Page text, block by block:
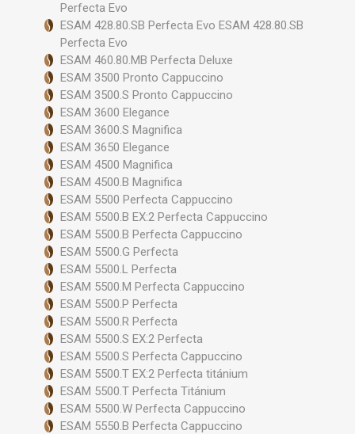
Perfecta Evo
ESAM 428.80.SB Perfecta Evo ESAM 428.80.SB
Perfecta Evo
ESAM 460.80.MB Perfecta Deluxe
ESAM 3500 Pronto Cappuccino
ESAM 3500.S Pronto Cappuccino
ESAM 3600 Elegance
ESAM 3600.S Magnifica
ESAM 3650 Elegance
ESAM 4500 Magnifica
ESAM 4500.B Magnifica
ESAM 5500 Perfecta Cappuccino
ESAM 5500.B EX:2 Perfecta Cappuccino
ESAM 5500.B Perfecta Cappuccino
ESAM 5500.G Perfecta
ESAM 5500.L Perfecta
ESAM 5500.M Perfecta Cappuccino
ESAM 5500.P Perfecta
ESAM 5500.R Perfecta
ESAM 5500.S EX:2 Perfecta
ESAM 5500.S Perfecta Cappuccino
ESAM 5500.T EX:2 Perfecta titánium
ESAM 5500.T Perfecta Titánium
ESAM 5500.W Perfecta Cappuccino
ESAM 5550.B Perfecta Cappuccino